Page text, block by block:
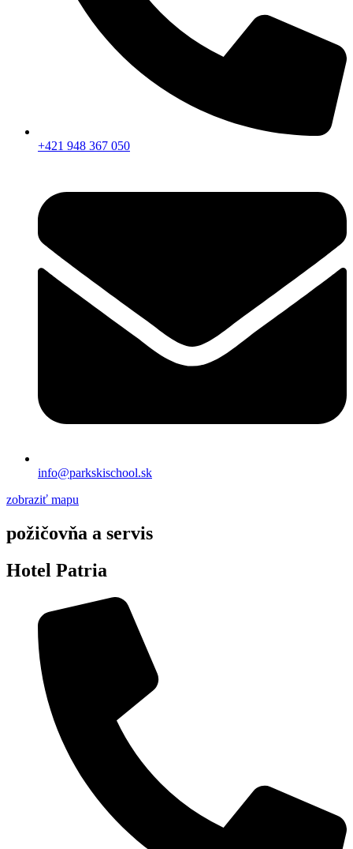
+421 948 367 050
info@parkskischool.sk
zobraziť mapu
požičovňa a servis
Hotel Patria